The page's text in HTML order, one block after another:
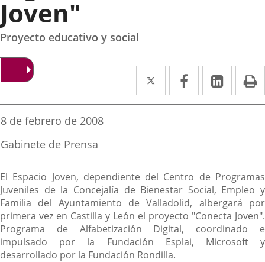
Joven"
Proyecto educativo y social
Twitter
Enlace
a
externa.
Facebook
Enlace
a
externa.
Enlace
a
Fecha
la
noticia
8 de febrero de 2008
Fuente
la
noticia
Gabinete de Prensa
Descripción
El Espacio Joven, dependiente del Centro de Programas
Juveniles de la Concejalía de Bienestar Social, Empleo y
Familia del Ayuntamiento de Valladolid, albergará por
primera vez en Castilla y León el proyecto "Conecta Joven".
Programa de Alfabetización Digital, coordinado e
impulsado por la Fundación Esplai, Microsoft y
desarrollado por la Fundación Rondilla.